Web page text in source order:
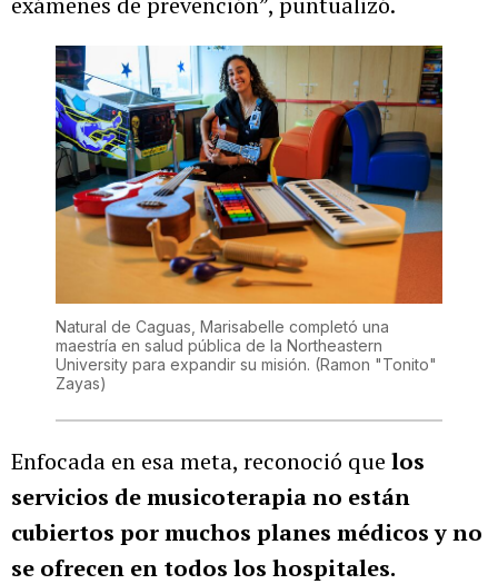
Natural de Caguas, Marisabelle completó una
maestría en salud pública de la Northeastern
University para expandir su misión. (Ramon "Tonito"
Zayas)
Enfocada en esa meta, reconoció que los
servicios de musicoterapia no están
cubiertos por muchos planes médicos y no
se ofrecen en todos los hospitales.